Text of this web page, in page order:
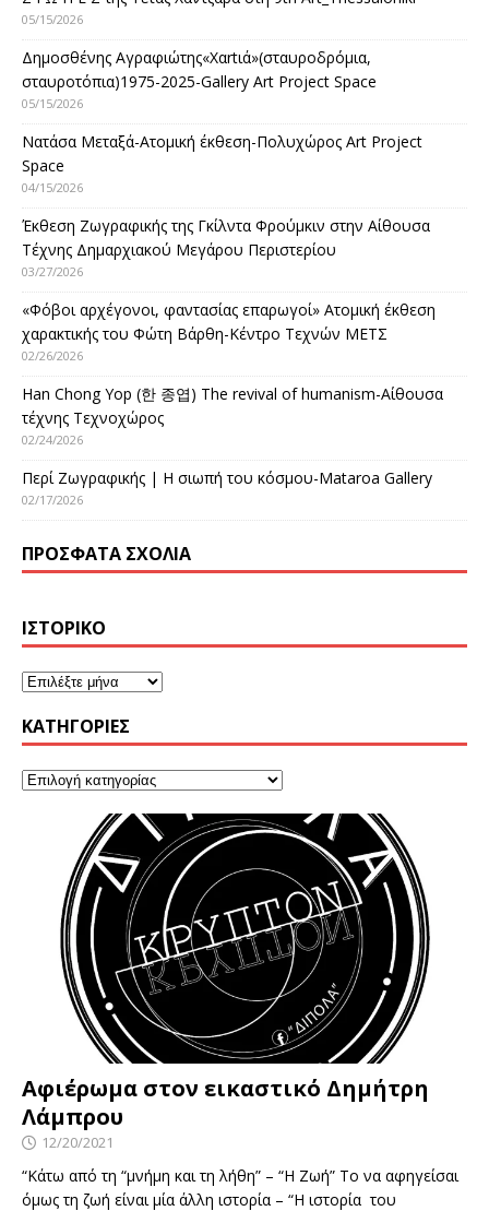
05/15/2026
Δημοσθένης Αγραφιώτης«Xαrtιά»(σταυροδρόμια,
σταυροτόπια)1975-2025-Gallery Art Project Space
05/15/2026
Νατάσα Μεταξά-Ατομική έκθεση-Πολυχώρος Art Project
Space
04/15/2026
Έκθεση Ζωγραφικής της Γκίλντα Φρούμκιν στην Αίθουσα
Τέχνης Δημαρχιακού Μεγάρου Περιστερίου
03/27/2026
«Φόβοι αρχέγονοι, φαντασίας επαρωγοί» Ατομική έκθεση
χαρακτικής του Φώτη Βάρθη-Κέντρο Τεχνών ΜΕΤΣ
02/26/2026
Han Chong Yop (한 종엽) The revival of humanism-Αίθουσα
τέχνης Τεχνοχώρος
02/24/2026
Περί Ζωγραφικής | Η σιωπή του κόσμου-Mataroa Gallery
02/17/2026
ΠΡΌΣΦΑΤΑ ΣΧΌΛΙΑ
ΙΣΤΟΡΙΚΌ
KΑΤΗΓΟΡΊΕΣ
Αφιέρωμα στον εικαστικό Δημήτρη
Λάμπρου
12/20/2021
“Κάτω από τη “μνήμη και τη λήθη” – “Η Ζωή” Το να αφηγείσαι
όμως τη ζωή είναι μία άλλη ιστορία – “Η ιστορία του